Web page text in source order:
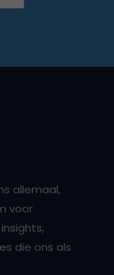
allemaal,
voor
die ons als